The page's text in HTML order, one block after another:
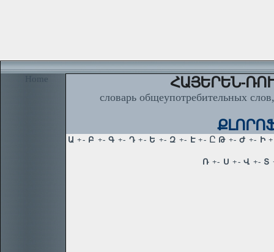
Home ՀԱՅԵՐԵՆ-
словарь общеупотребительных